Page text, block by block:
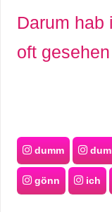
Darum hab
oft
dumm
gönn ich